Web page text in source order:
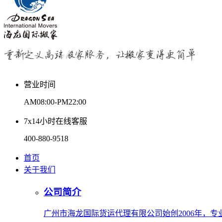
营业时间
AM08:00-PM22:00
7x14小时在线客服
400-880-9518
首页
关于我们
公司简介
广州市海龙国际货运代理有限公司始创2006年，